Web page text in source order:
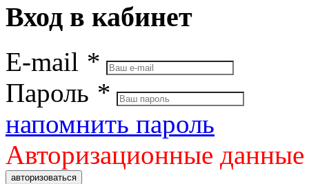
Вход в кабинет
E-mail *
Пароль *
напомнить пароль
Авторизационные
авторизоваться